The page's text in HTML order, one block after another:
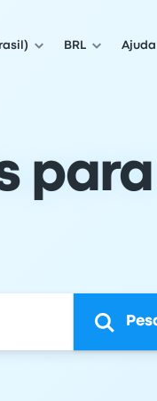
BRL Ajuda
para